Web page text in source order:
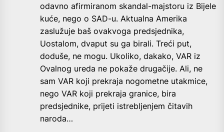
odavno afirmiranom skandal-majstoru iz Bijele
kuće, nego o SAD-u. Aktualna Amerika
zaslužuje baš ovakvoga predsjednika,
Uostalom, dvaput su ga birali. Treći put,
doduše, ne mogu. Ukoliko, dakako, VAR iz
Ovalnog ureda ne pokaže drugačije. Ali, ne
sam VAR koji prekraja nogometne utakmice,
nego VAR koji prekraja granice, bira
predsjednike, prijeti istrebljenjem čitavih
naroda…